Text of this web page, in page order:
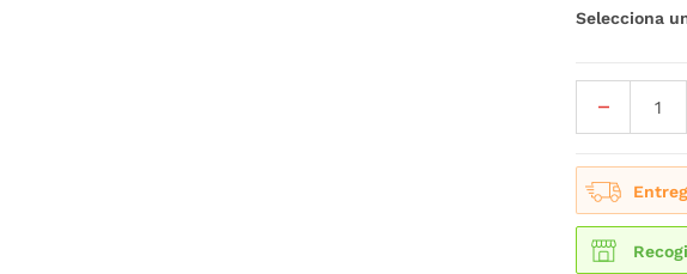
Selecciona